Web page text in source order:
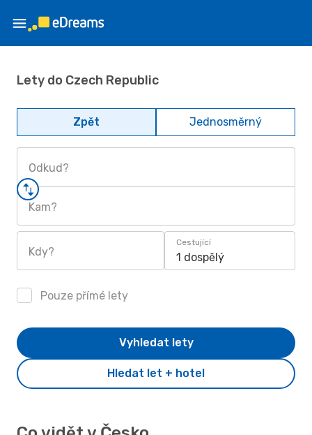
Lety do Czech Republic
Zpět Jednosměrný
Odkud?
Kam?
Kdy?
Cestující
1 dospělý
Pouze přímé lety
Hledat let + hotel
Vyhledat lety